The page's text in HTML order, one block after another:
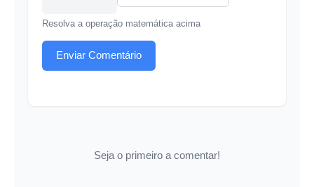
Resolva a operação matemática acima
Enviar Comentário
Seja o primeiro a comentar!